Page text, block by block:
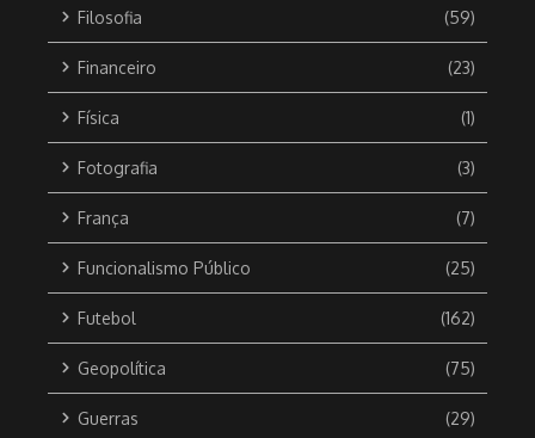
Filosofia (59)
Financeiro (23)
Física (1)
Fotografia (3)
França (7)
Funcionalismo Público (25)
Futebol (162)
Geopolítica (75)
Guerras (29)